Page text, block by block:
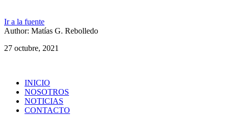
Ir a la fuente
Author: Matías G. Rebolledo
27 octubre, 2021
INICIO
NOSOTROS
NOTICIAS
CONTACTO